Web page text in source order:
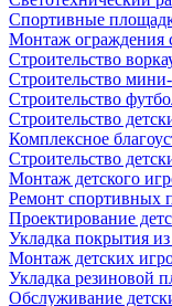
Спортивные
Монтаж ограждения
Строительство
Строительство
Строительство
Строительство
Комплексное
Строительство
Монтаж детского
Ремонт спортивных
Проектирование
Укладка покрытия
Монтаж детских
Укладка резиновой
Обслуживание